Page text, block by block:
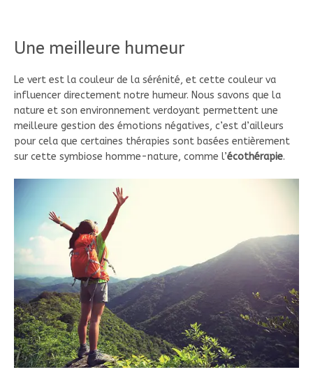
Une meilleure humeur
Le vert est la couleur de la sérénité, et cette couleur va
influencer directement notre humeur. Nous savons que la
nature et son environnement verdoyant permettent une
meilleure gestion des émotions négatives, c’est d’ailleurs
pour cela que certaines thérapies sont basées entièrement
sur cette symbiose homme-nature, comme l’écothérapie.